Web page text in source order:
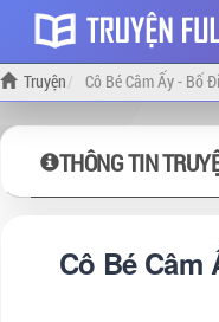
Truyện Cô Bé Câm Ấy - Bố
THÔNG TIN
Cô Bé